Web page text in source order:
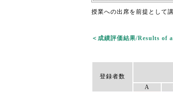
授業への出席を前提として
＜成績評価結果/Results of
登録者数
A